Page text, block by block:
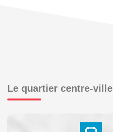
Le quartier centre-ville